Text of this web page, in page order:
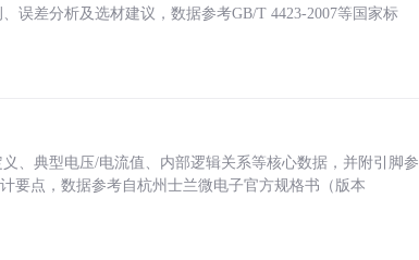
误差分析及选材建议，数据参考GB/T 4423-2007等国家标
、典型电压/电流值、内部逻辑关系等核心数据，并附引脚参
要点，数据参考自杭州士兰微电子官方规格书（版本